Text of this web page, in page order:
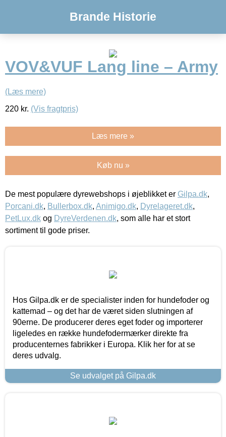
Brande Historie
VOV&VUF Lang line – Army
(Læs mere)
220 kr. (Vis fragtpris)
Læs mere »
Køb nu »
De mest populære dyrewebshops i øjeblikket er Gilpa.dk,
Porcani.dk, Bullerbox.dk, Animigo.dk, Dyrelageret.dk,
PetLux.dk og DyreVerdenen.dk, som alle har et stort
sortiment til gode priser.
Hos Gilpa.dk er de specialister inden for hundefoder og
kattemad – og det har de været siden slutningen af
90erne. De producerer deres eget foder og importerer
ligeledes en række hundefodermærker direkte fra
producenternes fabrikker i Europa. Klik her for at se
deres udvalg.
Se udvalget på Gilpa.dk